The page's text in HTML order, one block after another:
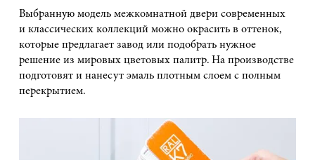
Выбранную модель межкомнатной двери современных
и классических коллекций можно окрасить в оттенок,
которые предлагает завод или подобрать нужное
решение из мировых цветовых палитр. На производстве
подготовят и нанесут эмаль плотным слоем с полным
перекрытием.